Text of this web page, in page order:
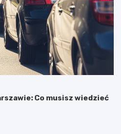
Co musisz wiedzieć